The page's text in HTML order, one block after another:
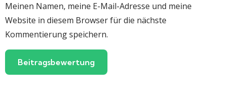
Meinen Namen, meine E-Mail-Adresse und meine
Website in diesem Browser für die nächste
Kommentierung speichern.